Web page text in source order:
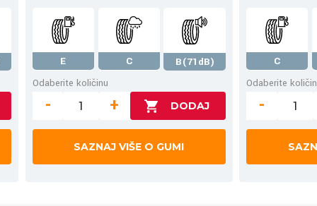
E C
B(71dB)
Odaberite količinu
- +
SAZNAJ VIŠE O GUMI
C
Odaberite
-